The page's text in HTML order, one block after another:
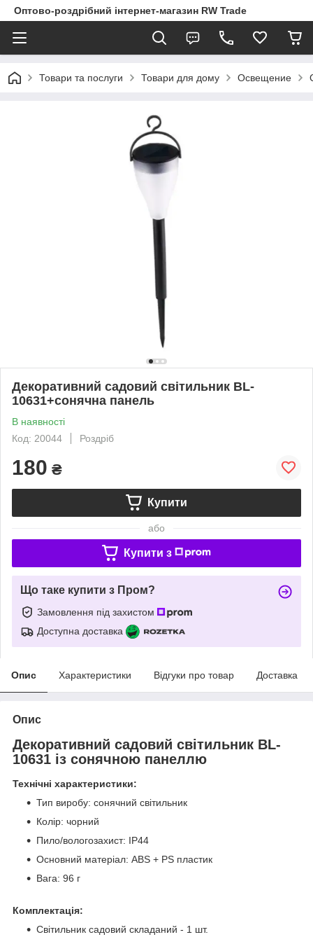
Оптово-роздрібний інтернет-магазин RW Trade
Товари та послуги Товари для дому Освещение
Декоративний садовий світильник BL-
10631+сонячна панель
В наявності
Код: 20044
Роздріб
180 ₴
Купити
або
Купити з
Що таке купити з Пром?
Замовлення під захистом
Доступна доставка
Опис Характеристики Відгуки про товар Доставка
Опис
Декоративний садовий світильник BL-
10631 із сонячною панеллю
Технічні характеристики:
Тип виробу: сонячний світильник
Колір: чорний
Пило/вологозахист: IP44
Основний матеріал: ABS + PS пластик
Вага: 96 г
Комплектація:
Світильник садовий складаний - 1 шт.